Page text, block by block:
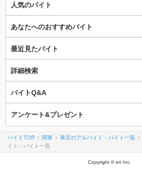
人気のバイト
あなたへのおすすめバイト
最近見たバイト
詳細検索
バイトQ&A
アンケート&プレゼント
バイトTOP 関東 東京のアルバイト・バイト一覧
イト・バイト一覧
Copyright © en Inc.